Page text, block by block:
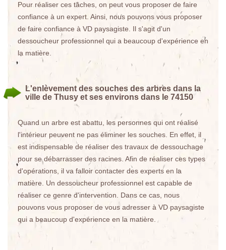
Pour réaliser ces tâches, on peut vous proposer de faire
confiance à un expert. Ainsi, nous pouvons vous proposer
de faire confiance à VD paysagiste. Il s'agit d'un
dessoucheur professionnel qui a beaucoup d'expérience en
la matière.
L'enlèvement des souches des arbres dans la
ville de Thusy et ses environs dans le 74150
Quand un arbre est abattu, les personnes qui ont réalisé
l'intérieur peuvent ne pas éliminer les souches. En effet, il
est indispensable de réaliser des travaux de dessouchage
pour se débarrasser des racines. Afin de réaliser ces types
d'opérations, il va falloir contacter des experts en la
matière. Un dessoucheur professionnel est capable de
réaliser ce genre d'intervention. Dans ce cas, nous
pouvons vous proposer de vous adresser à VD paysagiste
qui a beaucoup d'expérience en la matière.